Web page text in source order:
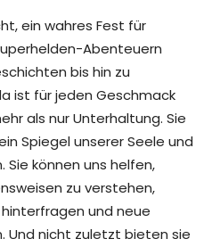
ein wahres Fest für
Abenteuern
bis hin zu
ist für jeden Geschmack
als nur Unterhaltung. Sie
Spiegel unserer Seele und
Sie können uns helfen,
zu verstehen,
und neue
Und nicht zuletzt bieten sie